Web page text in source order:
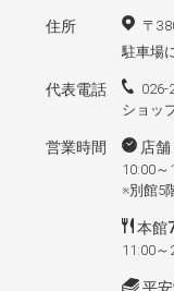
住所
〒
駐車場
代表電話
026-
ショッ
営業時間 店舗
10:00～
※別館5
本館
11:00～